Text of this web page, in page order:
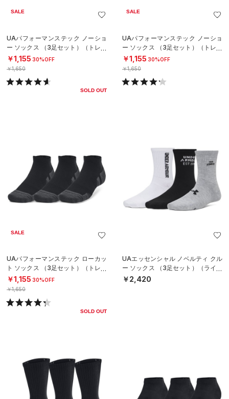
SALE
UAパフォーマンステック ノーショ
ー ソックス （3足セット）（トレー
ニング/UNISEX）
￥1,155 30%OFF
￥1,650
SOLD OUT
SALE
UAパフォーマンステック ノーショ
ー ソックス （3足セット）（トレー
ニング/UNISEX）
￥1,155 30%OFF
￥1,650
SALE
UAパフォーマンステック ローカッ
ト ソックス （3足セット）（トレー
ニング/UNISEX）
￥1,155 30%OFF
￥1,650
SOLD OUT
UAエッセンシャル ノベルティ クル
ー ソックス （3足セット）（ライフ
スタイル/WOMEN）
￥2,420